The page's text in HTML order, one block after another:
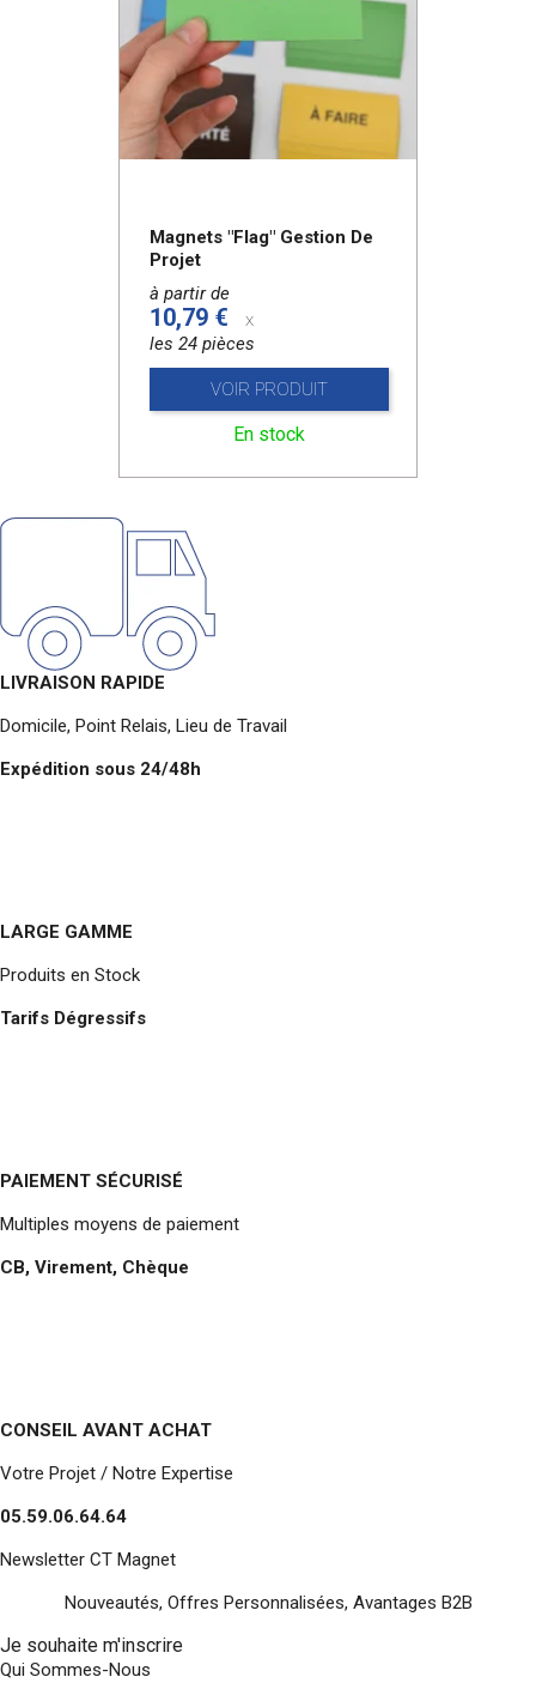
Magnets "Flag" Gestion De
Projet
à partir de
10,79 €
x
les 24 pièces
VOIR PRODUIT
En stock
LIVRAISON RAPIDE
Domicile, Point Relais, Lieu de Travail
Expédition sous 24/48h
LARGE GAMME
Produits en Stock
Tarifs Dégressifs
PAIEMENT SÉCURISÉ
Multiples moyens de paiement
CB, Virement, Chèque
CONSEIL AVANT ACHAT
Votre Projet / Notre Expertise
05.59.06.64.64
Newsletter CT Magnet
Nouveautés, Offres Personnalisées, Avantages B2B
Je souhaite m'inscrire
Qui Sommes-Nous